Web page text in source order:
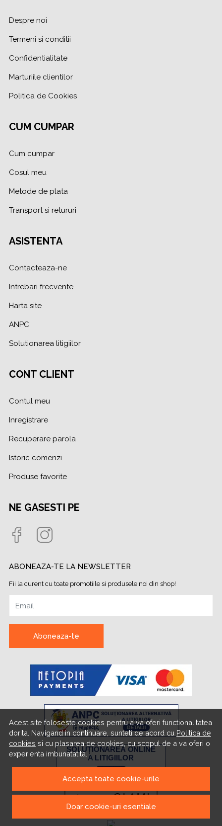
Acest site foloseste cookies pentru a va oferi functionalitatea
dorita. Navigand in continuare, sunteti de acord cu Politica de
cookies si cu plasarea de cookies, cu scopul de a va oferi o
experienta imbunatatita.
Accepta toate cookie-urile
Doar cookie-uri esentiale
Despre noi
Termeni si conditii
Confidentialitate
Marturiile clientilor
Politica de Cookies
CUM CUMPAR
Cum cumpar
Cosul meu
Metode de plata
Transport si retururi
ASISTENTA
Contacteaza-ne
Intrebari frecvente
Harta site
ANPC
Solutionarea litigiilor
CONT CLIENT
Contul meu
Inregistrare
Recuperare parola
Istoric comenzi
Produse favorite
NE GASESTI PE
ABONEAZA-TE LA NEWSLETTER
Fii la curent cu toate promotiile si produsele noi din shop!
Email
Aboneaza-te